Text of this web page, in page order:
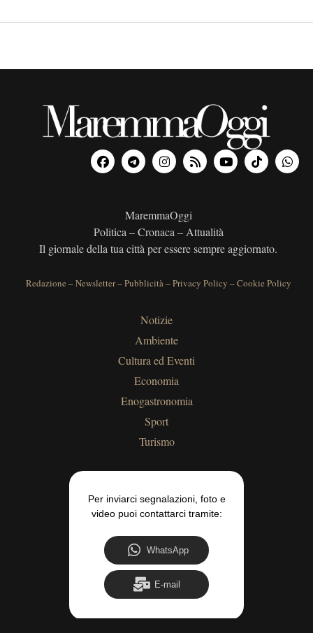
MaremmaOggi
Politica – Cronaca – Attualità
Il giornale della tua città per essere sempre aggiornato.
Redazione –Newsletter–Pubblicità–Privacy Policy –Cookie Policy
Notizie
Ambiente
Cultura ed Eventi
Economia
Enogastronomia
Sport
Turismo
Per inviarci segnalazioni, foto e
video puoi contattarci tramite:
WhatsApp
E-mail